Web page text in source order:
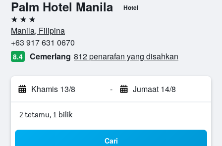
Palm Hotel Manila Hotel
3 bintang
Manila, Filipina
+63 917 631 0670
8.4 Cemerlang 812 penarafan yang disahkan
Khamis 13/8 - Jumaat 14/8
2 tetamu, 1 bilik
Cari